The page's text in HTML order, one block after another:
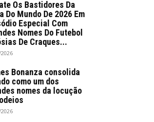
Os Bastidores Da
Do Mundo De 2026 Em
Especial Com
Nomes Do Futebol
De Craques...
Bonanza consolida
como um dos
nomes da locução